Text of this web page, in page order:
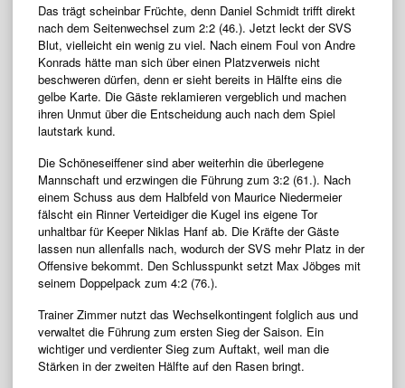
Das trägt scheinbar Früchte, denn Daniel Schmidt trifft direkt
nach dem Seitenwechsel zum 2:2 (46.). Jetzt leckt der SVS
Blut, vielleicht ein wenig zu viel. Nach einem Foul von Andre
Konrads hätte man sich über einen Platzverweis nicht
beschweren dürfen, denn er sieht bereits in Hälfte eins die
gelbe Karte. Die Gäste reklamieren vergeblich und machen
ihren Unmut über die Entscheidung auch nach dem Spiel
lautstark kund.
Die Schöneseiffener sind aber weiterhin die überlegene
Mannschaft und erzwingen die Führung zum 3:2 (61.). Nach
einem Schuss aus dem Halbfeld von Maurice Niedermeier
fälscht ein Rinner Verteidiger die Kugel ins eigene Tor
unhaltbar für Keeper Niklas Hanf ab. Die Kräfte der Gäste
lassen nun allenfalls nach, wodurch der SVS mehr Platz in der
Offensive bekommt. Den Schlusspunkt setzt Max Jöbges mit
seinem Doppelpack zum 4:2 (76.).
Trainer Zimmer nutzt das Wechselkontingent folglich aus und
verwaltet die Führung zum ersten Sieg der Saison. Ein
wichtiger und verdienter Sieg zum Auftakt, weil man die
Stärken in der zweiten Hälfte auf den Rasen bringt.